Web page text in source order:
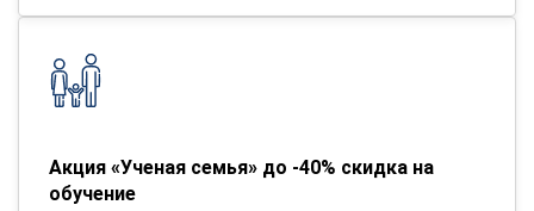
Акция «Ученая семья» до -40% скидка на
обучение